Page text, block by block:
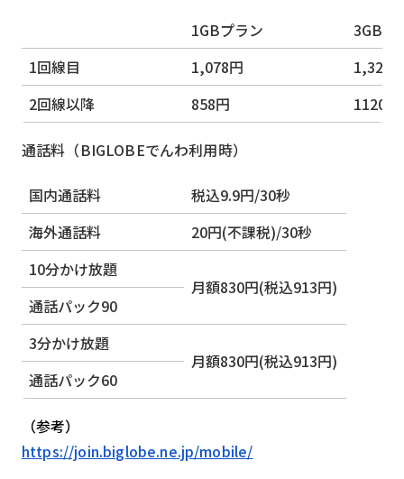
1GBプラン
3GBプ
1回線目
1,078円
1,320
2回線以降
858円 1120円
通話料（BIGLOBEでんわ利用時）
国内通話料
税込9.9円/30秒
海外通話料
20円(不課税)/30秒
10分かけ放題
月額830円(税込913円)
通話パック90
3分かけ放題
月額830円(税込913円)
通話パック60
（参考）
https://join.biglobe.ne.jp/mobile/